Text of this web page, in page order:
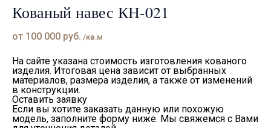
Кованый навес КН-021
от 100 000 руб. /кв.м
На сайте указана стоимость изготовления кованого
изделия. Итоговая цена зависит от выбранных
материалов, размера изделия, а также от изменений
в конструкции.
Оставить заявку
Если вы хотите заказать данную или похожую
модель, заполните форму ниже. Мы свяжемся с Вами